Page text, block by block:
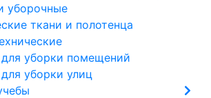
уборочные
ткани и полотенца
уборки помещений
уборки улиц